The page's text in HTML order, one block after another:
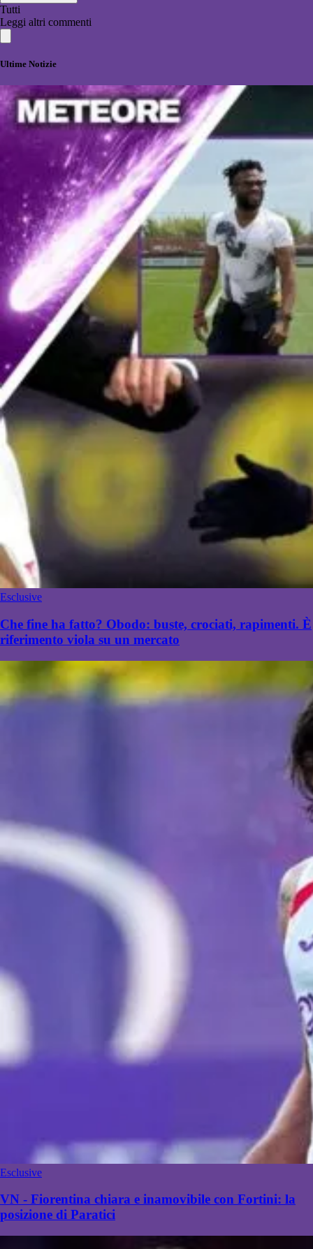
Tutti
Leggi altri commenti
Ultime Notizie
Esclusive
Che fine ha fatto? Obodo: buste, crociati, rapimenti. È
riferimento viola su un mercato
Esclusive
VN - Fiorentina chiara e inamovibile con Fortini: la
posizione di Paratici